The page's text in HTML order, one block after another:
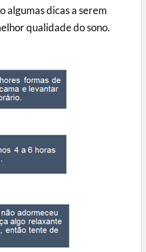
algumas dicas a serem
qualidade do sono.